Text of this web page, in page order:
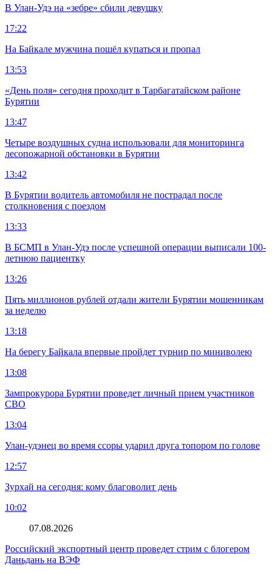
В Улан-Удэ на «зебре» сбили девушку
17:22
На Байкале мужчина пошёл купаться и пропал
13:53
«День поля» сегодня проходит в Тарбагатайском районе
Бурятии
13:47
Четыре воздушных судна использовали для мониторинга
лесопожарной обстановки в Бурятии
13:42
В Бурятии водитель автомобиля не пострадал после
столкновения с поездом
13:33
В БСМП в Улан-Удэ после успешной операции выписали 100-
летнюю пациентку
13:26
Пять миллионов рублей отдали жители Бурятии мошенникам
за неделю
13:18
На берегу Байкала впервые пройдет турнир по миниволею
13:08
Зампрокурора Бурятии проведет личный прием участников
СВО
13:04
Улан-удэнец во время ссоры ударил друга топором по голове
12:57
Зурхай на сегодня: кому благоволит день
10:02
07.08.2026
Российский экспортный центр проведет стрим с блогером
Даньдань на ВЭФ